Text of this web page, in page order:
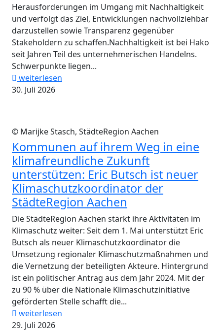
Herausforderungen im Umgang mit Nachhaltigkeit
und verfolgt das Ziel, Entwicklungen nachvollziehbar
darzustellen sowie Transparenz gegenüber
Stakeholdern zu schaffen.Nachhaltigkeit ist bei Hako
seit Jahren Teil des unternehmerischen Handelns.
Schwerpunkte liegen...
weiterlesen
30. Juli 2026
© Marijke Stasch, StädteRegion Aachen
Kommunen auf ihrem Weg in eine
klimafreundliche Zukunft
unterstützen: Eric Butsch ist neuer
Klimaschutzkoordinator der
StädteRegion Aachen
Die StädteRegion Aachen stärkt ihre Aktivitäten im
Klimaschutz weiter: Seit dem 1. Mai unterstützt Eric
Butsch als neuer Klimaschutzkoordinator die
Umsetzung regionaler Klimaschutzmaßnahmen und
die Vernetzung der beteiligten Akteure. Hintergrund
ist ein politischer Antrag aus dem Jahr 2024. Mit der
zu 90 % über die Nationale Klimaschutzinitiative
geförderten Stelle schafft die...
weiterlesen
29. Juli 2026